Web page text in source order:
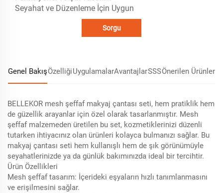
Seyahat ve Düzenleme İçin Uygun
Sorgu
Genel BakışÖzelliğiUygulamalarAvantajlarSSSÖnerilen Ürünler
BELLEKOR mesh şeffaf makyaj çantası seti, hem pratiklik hem
de güzellik arayanlar için özel olarak tasarlanmıştır. Mesh
şeffaf malzemeden üretilen bu set, kozmetiklerinizi düzenli
tutarken ihtiyacınız olan ürünleri kolayca bulmanızı sağlar. Bu
makyaj çantası seti hem kullanışlı hem de şık görünümüyle
seyahatlerinizde ya da günlük bakımınızda ideal bir tercihtir.
Ürün Özellikleri
Mesh şeffaf tasarım: İçerideki eşyaların hızlı tanımlanmasını
ve erişilmesini sağlar.